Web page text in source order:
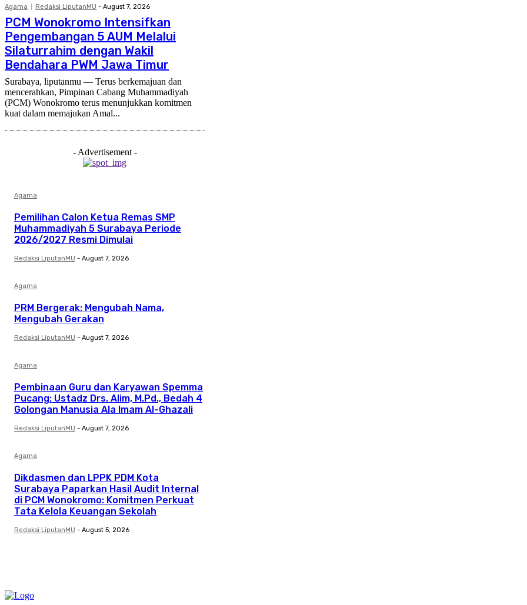
Agama Redaksi LiputanMU - August 7, 2026
PCM Wonokromo Intensifkan
Pengembangan 5 AUM Melalui
Silaturrahim dengan Wakil
Bendahara PWM Jawa Timur
Surabaya, liputanmu — Terus berkemajuan dan
mencerahkan, Pimpinan Cabang Muhammadiyah
(PCM) Wonokromo terus menunjukkan komitmen
kuat dalam memajukan Amal...
- Advertisement -
Agama
Pemilihan Calon Ketua Remas SMP
Muhammadiyah 5 Surabaya Periode
2026/2027 Resmi Dimulai
Redaksi LiputanMU - August 7, 2026
Agama
PRM Bergerak: Mengubah Nama,
Mengubah Gerakan
Redaksi LiputanMU - August 7, 2026
Agama
Pembinaan Guru dan Karyawan Spemma
Pucang: Ustadz Drs. Alim, M.Pd., Bedah 4
Golongan Manusia Ala Imam Al-Ghazali
Redaksi LiputanMU - August 7, 2026
Agama
Dikdasmen dan LPPK PDM Kota
Surabaya Paparkan Hasil Audit Internal
di PCM Wonokromo: Komitmen Perkuat
Tata Kelola Keuangan Sekolah
Redaksi LiputanMU - August 5, 2026